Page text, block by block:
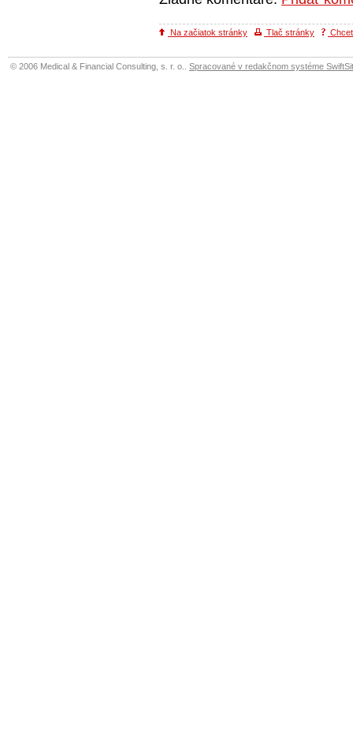
Na začiatok stránky Tlač stránky
© 2006 Medical & Financial Consulting, s. r. o.. Spracované v redakčnom systéme